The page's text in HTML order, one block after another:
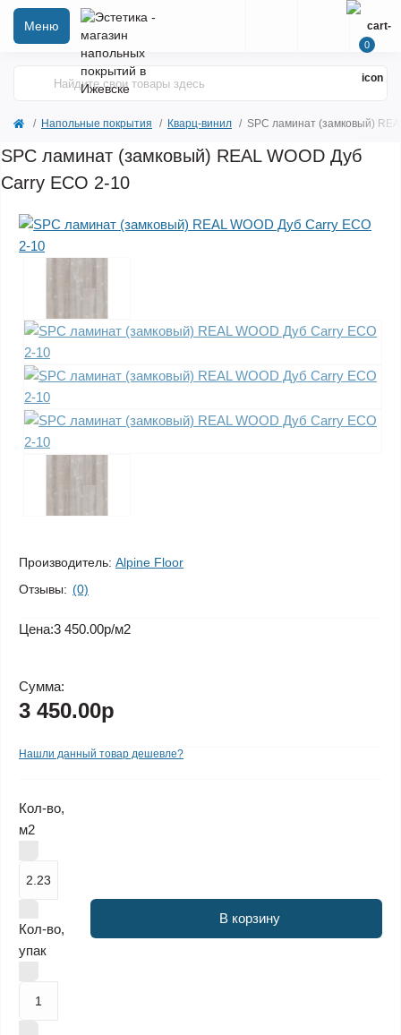
Меню
0
Напольные покрытия Кварц-винил SPC ламинат (замковый)
SPC ламинат (замковый) REAL WOOD Дуб
Carry ЕСО 2-10
Производитель: Alpine Floor
Отзывы: (0)
Цена:3 450.00р/м2
Сумма:
3 450.00р
Нашли данный товар дешевле?
Кол-во,
м2
Кол-во,
упак
В корзину